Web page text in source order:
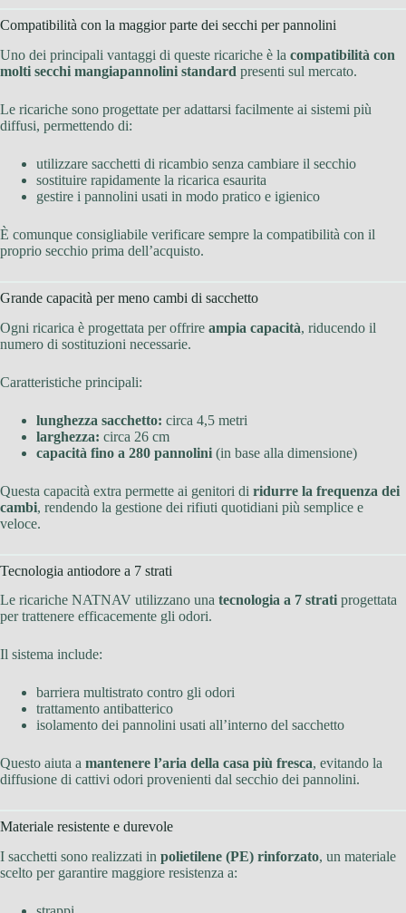
Compatibilità con la maggior parte dei secchi per pannolini
Uno dei principali vantaggi di queste ricariche è la compatibilità con
molti secchi mangiapannolini standard presenti sul mercato.
Le ricariche sono progettate per adattarsi facilmente ai sistemi più
diffusi, permettendo di:
utilizzare sacchetti di ricambio senza cambiare il secchio
sostituire rapidamente la ricarica esaurita
gestire i pannolini usati in modo pratico e igienico
È comunque consigliabile verificare sempre la compatibilità con il
proprio secchio prima dell’acquisto.
Grande capacità per meno cambi di sacchetto
Ogni ricarica è progettata per offrire ampia capacità, riducendo il
numero di sostituzioni necessarie.
Caratteristiche principali:
lunghezza sacchetto: circa 4,5 metri
larghezza: circa 26 cm
capacità fino a 280 pannolini (in base alla dimensione)
Questa capacità extra permette ai genitori di ridurre la frequenza dei
cambi, rendendo la gestione dei rifiuti quotidiani più semplice e
veloce.
Tecnologia antiodore a 7 strati
Le ricariche NATNAV utilizzano una tecnologia a 7 strati progettata
per trattenere efficacemente gli odori.
Il sistema include:
barriera multistrato contro gli odori
trattamento antibatterico
isolamento dei pannolini usati all’interno del sacchetto
Questo aiuta a mantenere l’aria della casa più fresca, evitando la
diffusione di cattivi odori provenienti dal secchio dei pannolini.
Materiale resistente e durevole
I sacchetti sono realizzati in polietilene (PE) rinforzato, un materiale
scelto per garantire maggiore resistenza a: